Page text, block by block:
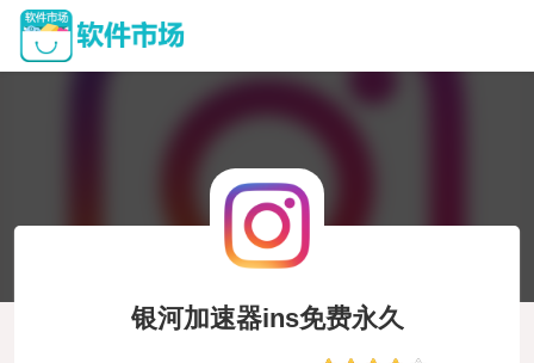
银河加速器ins免费永久